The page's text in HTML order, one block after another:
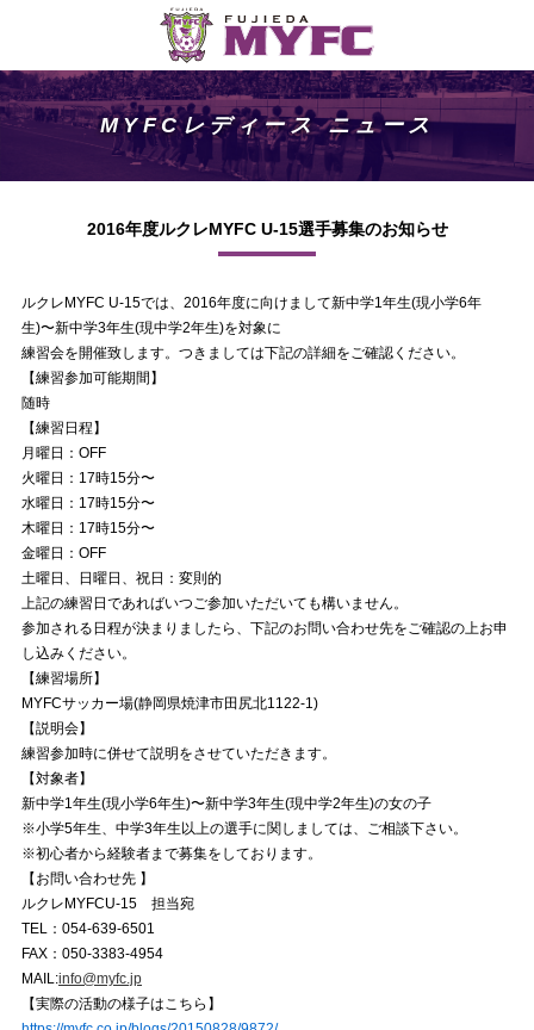
MYFCレディース ニュース
2016年度ルクレMYFC U-15選手募集のお知らせ
ルクレMYFC U-15では、2016年度に向けまして新中学1年生(現小学6年
生)〜新中学3年生(現中学2年生)を対象に
練習会を開催致します。つきましては下記の詳細をご確認ください。
【練習参加可能期間】
随時
【練習日程】
月曜日：OFF
火曜日：17時15分〜
水曜日：17時15分〜
木曜日：17時15分〜
金曜日：OFF
土曜日、日曜日、祝日：変則的
上記の練習日であればいつご参加いただいても構いません。
参加される日程が決まりましたら、下記のお問い合わせ先をご確認の上お申
し込みください。
【練習場所】
MYFCサッカー場(静岡県焼津市田尻北1122-1)
【説明会】
練習参加時に併せて説明をさせていただきます。
【対象者】
新中学1年生(現小学6年生)〜新中学3年生(現中学2年生)の女の子
※小学5年生、中学3年生以上の選手に関しましては、ご相談下さい。
※初心者から経験者まで募集をしております。
【お問い合わせ先 】
ルクレMYFCU-15 担当宛
TEL：054-639-6501
FAX：050-3383-4954
MAIL:info@myfc.jp
【実際の活動の様子はこちら】